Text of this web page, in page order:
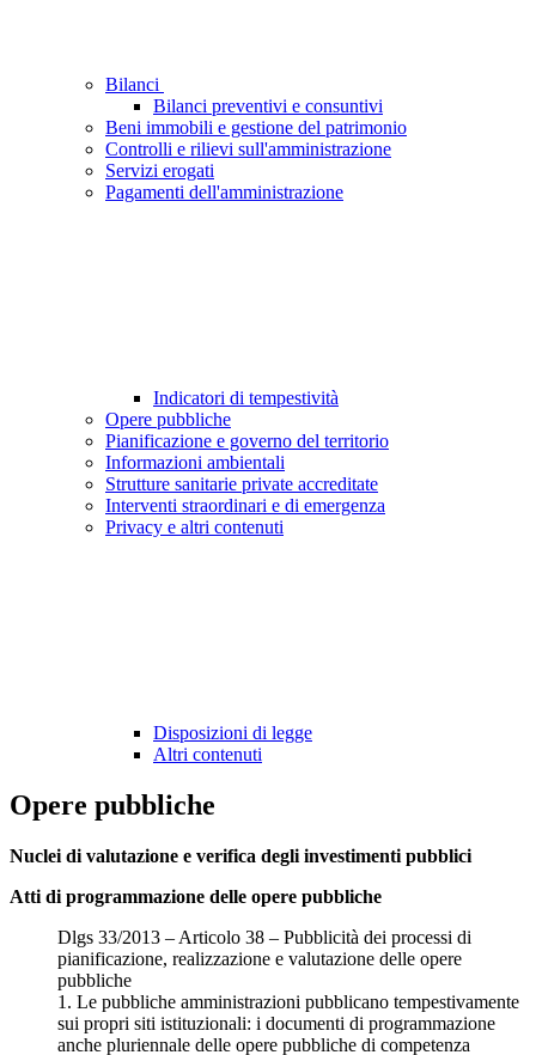
Bilanci
Bilanci preventivi e consuntivi
Beni immobili e gestione del patrimonio
Controlli e rilievi sull'amministrazione
Servizi erogati
Pagamenti dell'amministrazione
Indicatori di tempestività
Opere pubbliche
Pianificazione e governo del territorio
Informazioni ambientali
Strutture sanitarie private accreditate
Interventi straordinari e di emergenza
Privacy e altri contenuti
Disposizioni di legge
Altri contenuti
Opere pubbliche
Nuclei di valutazione e verifica degli investimenti pubblici
Atti di programmazione delle opere pubbliche
Dlgs 33/2013 – Articolo 38 – Pubblicità dei processi di
pianificazione, realizzazione e valutazione delle opere
pubbliche
1. Le pubbliche amministrazioni pubblicano tempestivamente
sui propri siti istituzionali: i documenti di programmazione
anche pluriennale delle opere pubbliche di competenza